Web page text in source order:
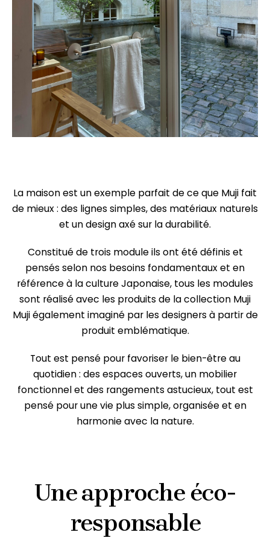
La maison est un exemple parfait de ce que Muji fait
de mieux : des lignes simples, des matériaux naturels
et un design axé sur la durabilité.
Constitué de trois module ils ont été définis et
pensés selon nos besoins fondamentaux et en
référence à la culture Japonaise, tous les modules
sont réalisé avec les produits de la collection Muji
Muji également imaginé par les designers à partir de
produit emblématique.
Tout est pensé pour favoriser le bien-être au
quotidien : des espaces ouverts, un mobilier
fonctionnel et des rangements astucieux, tout est
pensé pour une vie plus simple, organisée et en
harmonie avec la nature.
Une approche éco-
responsable